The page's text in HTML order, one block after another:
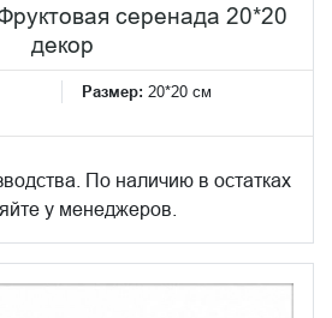
серенада 20*20
декор
Размер: 20*20 см
По наличию в остатках
у менеджеров.